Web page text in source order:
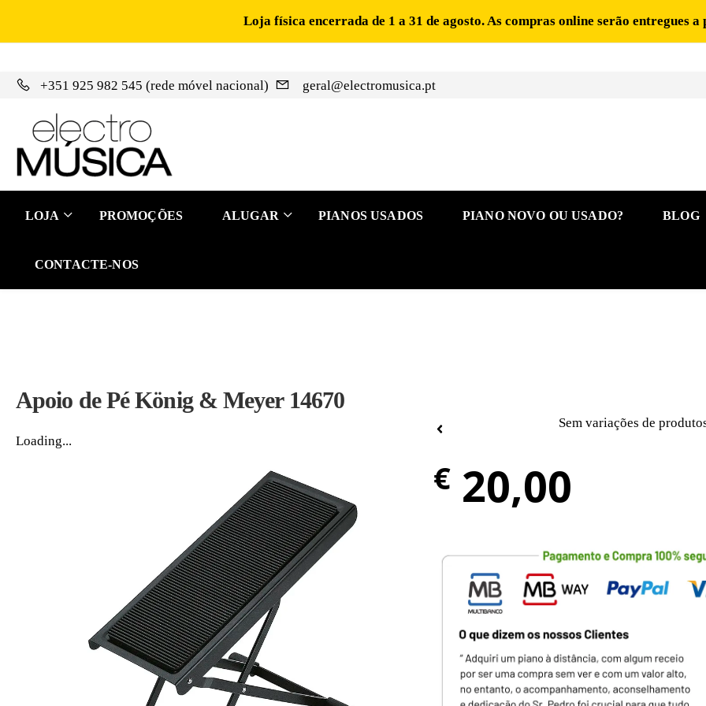
Loja física encerrada de 1 a 31 de agosto. As compras online serão entregues
+351 925 982 545 (rede móvel nacional) geral@electromusica.pt
LOJA PROMOÇÕES ALUGAR PIANOS USADOS PIANO NOVO OU USADO? BLOG
CONTACTE-NOS
Apoio de Pé König & Meyer 14670
Loading...
Sem variações de
€20,00